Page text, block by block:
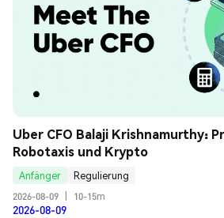
Uber CFO Balaji Krishnamurthy:
Robotaxis und Krypto
Anfänger
Regulierung
2026-08-09
10-15m
2026-08-09